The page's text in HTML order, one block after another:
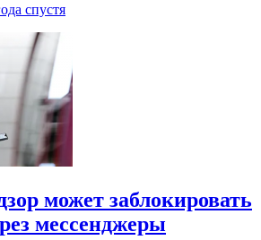
спустя
может заблокировать
мессенджеры